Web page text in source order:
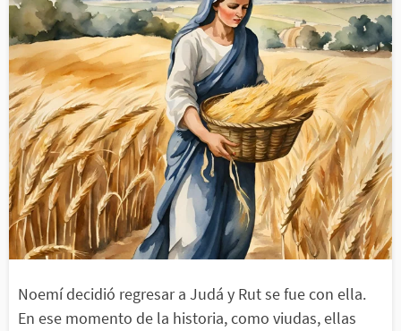
Noemí decidió regresar a Judá y Rut se fue con ella.
En ese momento de la historia, como viudas, ellas